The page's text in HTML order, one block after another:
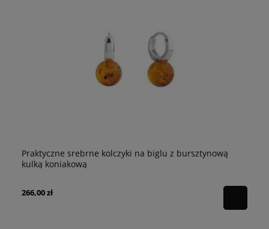
Praktyczne srebrne kolczyki na biglu z bursztynową
kulką koniakową
266,00 zł